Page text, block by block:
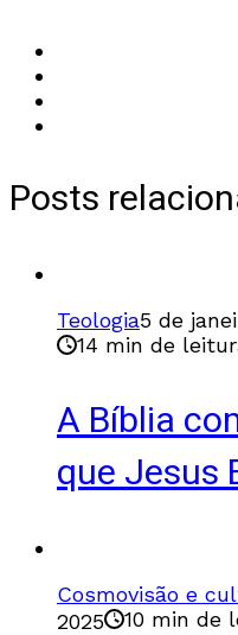
Posts
Teologia5 de
14 min de
A Bíblia
que Jesus
Cosmovisão e
2025
10 min de